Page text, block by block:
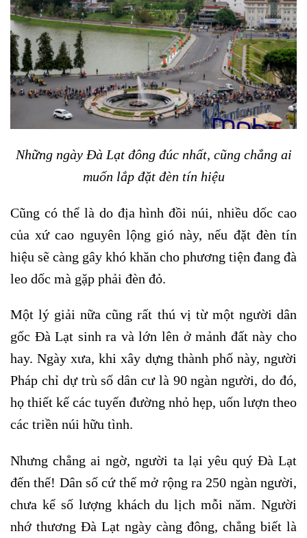
Những ngày Đà Lạt đông đúc nhất, cũng chẳng ai
muốn lắp đặt đèn tín hiệu
Cũng có thể là do địa hình đồi núi, nhiều dốc cao
của xứ cao nguyên lộng gió này, nếu đặt đèn tín
hiệu sẽ càng gây khó khăn cho phương tiện đang đà
leo dốc mà gặp phải đèn đỏ.
Một lý giải nữa cũng rất thú vị từ một người dân
gốc Đà Lạt sinh ra và lớn lên ở mảnh đất này cho
hay. Ngày xưa, khi xây dựng thành phố này, người
Pháp chỉ dự trù số dân cư là 90 ngàn người, do đó,
họ thiết kế các tuyến đường nhỏ hẹp, uốn lượn theo
các triền núi hữu tình.
Nhưng chẳng ai ngờ, người ta lại yêu quý Đà Lạt
đến thế! Dân số cứ thế mở rộng ra 250 ngàn người,
chưa kể số lượng khách du lịch mỗi năm. Người
nhớ thương Đà Lạt ngày càng đông, chẳng biết là